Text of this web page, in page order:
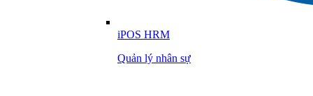
iPOS HRM
Quản lý nhân sự